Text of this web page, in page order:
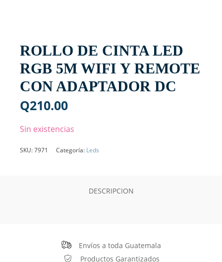
ROLLO DE CINTA LED
RGB 5M WIFI Y REMOTE
CON ADAPTADOR DC
Q210.00
Sin existencias
SKU:7971 Categoría: Leds
DESCRIPCION
Envíos a toda Guatemala
Productos Garantizados